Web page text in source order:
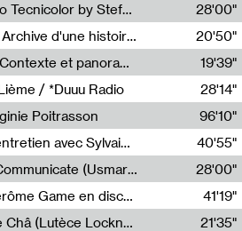
Radia Show #1098: Radio Tecnicolor by Stefan Nussbaumer & Georg Zichy (Radio Orange 94.0)
28'00"
Mémoires en Creux #2 : Archive d'une histoire artistique
20'50"
Mémoires en Creux #1 : Contexte et panorama
19'39"
/ *Duuu Radio
28'14"
Poitrasson
96'10"
Anatomie du Tomason, entretien avec Sylvain Cardonnel
40'55"
Radia Show #1095 : To Communicate (Usmaradio)
28'00"
Light turbulences #2 : Jérôme Game en discussion avec Thomas Corlin
41'19"
Light turbulences #3 : Le Châ (Lutèce Lockness)
21'35"